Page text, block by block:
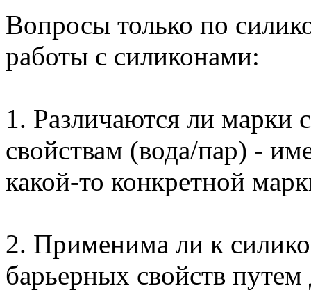
Вопросы только по
работы с силиконами:
1. Различаются ли марки
свойствам (вода/пар) -
какой-то конкретной
2. Применима ли к
барьерных свойств